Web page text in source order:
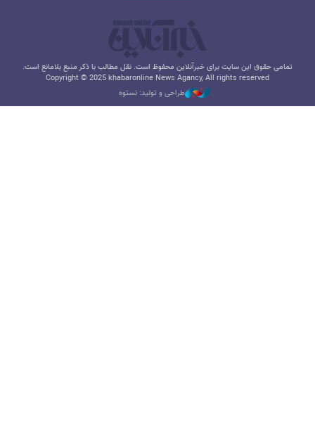
تمامی حقوق این سایت برای خبرآنلاین محفوظ است. نقل مطالب با ذکر منبع بلامانع است.
Copyright © 2025 khabaronline News Agancy, All rights reserved
طراحی و تولید: نستوه